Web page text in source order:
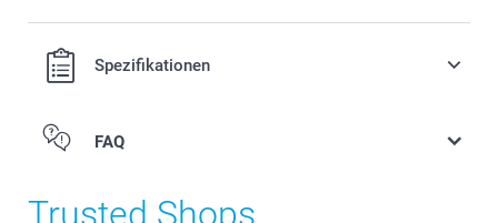
Spezifikationen
FAQ
Trusted Shops